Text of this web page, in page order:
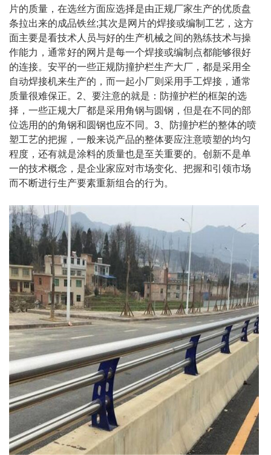
片的质量，在选丝方面应选择是由正规厂家生产的优质盘
条拉出来的成品铁丝;其次是网片的焊接或编制工艺，这方
面主要是看技术人员与好的生产机械之间的熟练技术与操
作能力，通常好的网片是每一个焊接或编制点都能够很好
的连接。安平的一些正规防撞护栏生产大厂，都是采用全
自动焊接机来生产的，而一起小厂则采用手工焊接，通常
质量很难保正。2、要注意的就是：防撞护栏的框架的选
择，一些正规大厂都是采用角钢与圆钢，但是在不同的部
位选用的的角钢和圆钢也应不同。3、防撞护栏的整体的喷
塑工艺的把握，一般来说产品的整体要应注意喷塑的均匀
程度，还有就是涂料的质量也是至关重要的。创新不是单
一的技术概念，是企业家应对市场变化、把握和引领市场
而不断进行生产要素重新组合的行为。